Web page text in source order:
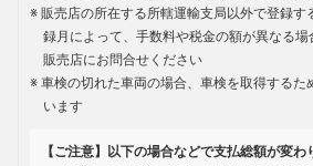
販売店の所在する所轄運輸支局以外で登録す
録月によって、手数料や税金の額が異なる
販売店にお問合せください
車検の切れた車両の場合、車検を取得するた
います
【ご注意】以下の場合などで支払総額が変わ